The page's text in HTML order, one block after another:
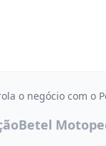
o negócio com o
Betel